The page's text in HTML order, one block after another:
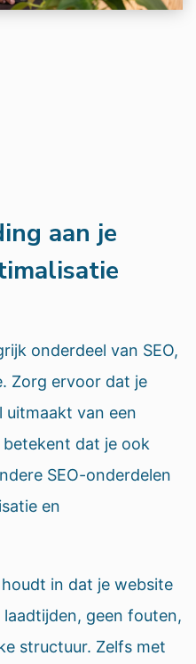
aan je
onderdeel van SEO,
Zorg ervoor dat je
uitmaakt van een
betekent dat je ook
SEO-onderdelen
en
in dat je website
geen fouten,
structuur. Zelfs met